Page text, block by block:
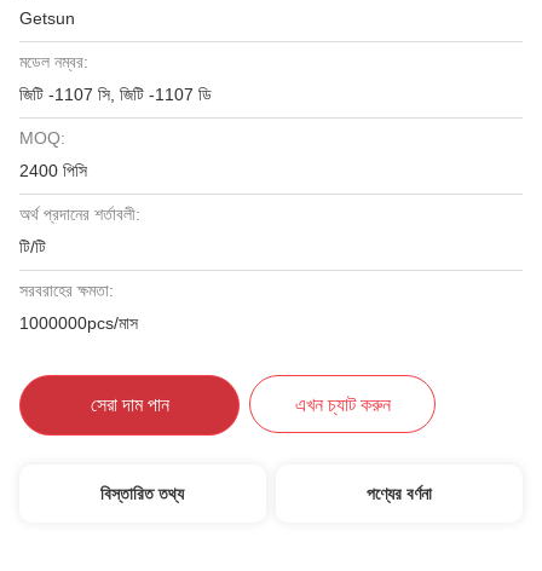
Getsun
মডেল নম্বর:
জিটি -1107 সি, জিটি -1107 ডি
MOQ:
2400 পিসি
অর্থ প্রদানের শর্তাবলী:
টি/টি
সরবরাহের ক্ষমতা:
1000000pcs/মাস
সেরা দাম পান এখন চ্যাট করুন
বিস্তারিত তথ্য পণ্যের বর্ণনা